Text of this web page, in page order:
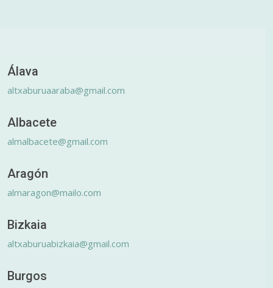
Álava
altxaburuaaraba@gmail.com
Albacete
almalbacete@gmail.com
Aragón
almaragon@mailo.com
Bizkaia
altxaburuabizkaia@gmail.com
Burgos